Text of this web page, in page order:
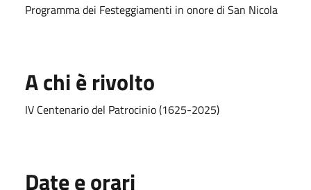
Programma dei Festeggiamenti in onore di San Nicola
A chi è rivolto
IV Centenario del Patrocinio (1625-2025)
Date e orari